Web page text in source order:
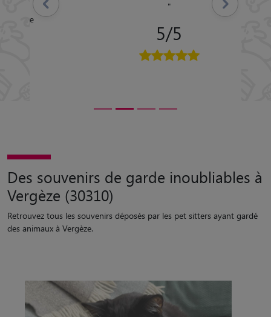
Des souvenirs de garde inoubliables à
Vergèze (30310)
Retrouvez tous les souvenirs déposés par les pet sitters ayant gardé
des animaux à Vergèze.